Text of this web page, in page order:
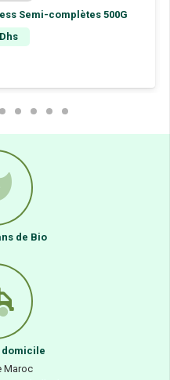
Semi-complètes 500G
Dhs
de Bio
domicile
Maroc